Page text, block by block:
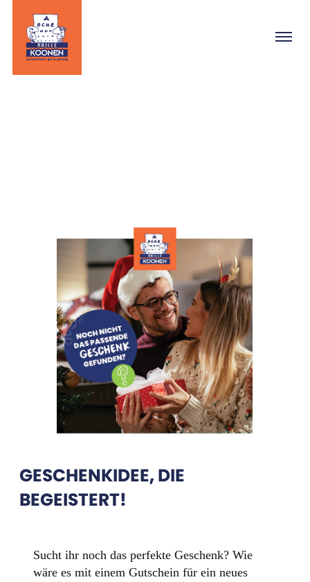
GESCHENKIDEE, DIE
BEGEISTERT!
Sucht ihr noch das perfekte Geschenk? Wie
wäre es mit einem Gutschein für ein neues